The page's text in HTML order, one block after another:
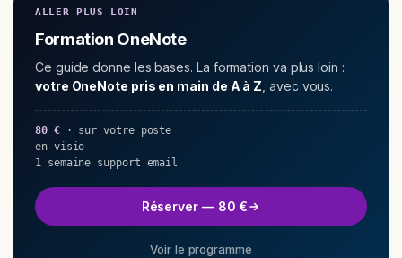
ALLER PLUS LOIN
Formation OneNote
Ce guide donne les bases. La formation va plus loin :
votre OneNote pris en main de A à Z , avec vous.
80 €· sur votre poste
en visio
1 semaine support email
Réserver — 80 €
Voir le programme